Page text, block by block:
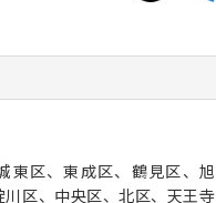
東区、東成区、鶴見区、旭
区、中央区、北区、天王寺